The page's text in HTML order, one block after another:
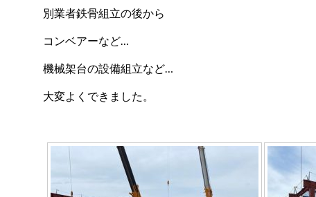
別業者鉄骨組立の後から
コンベアーなど…
機械架台の設備組立など…
大変よくできました。